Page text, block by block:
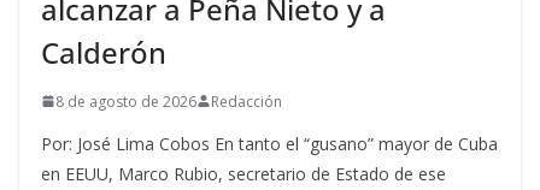
alcanzar a Peña Nieto y a
Calderón
8 de agosto de 2026 Redacción
Por: José Lima Cobos En tanto el “gusano” mayor de Cuba
en EEUU, Marco Rubio, secretario de Estado de ese